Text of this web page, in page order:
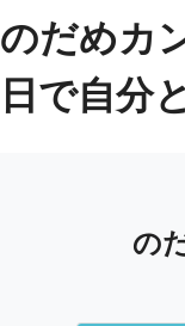
のだめカ
日で自分
の